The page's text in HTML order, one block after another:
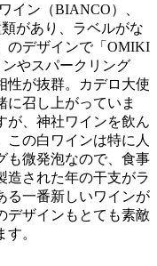
イン（BIANCO）、
があり、ラベルがな
のデザインで「OMIKI
やスパークリング
性が抜群。カデロ大使
に召し上がっていま
が、神社ワインを飲ん
この白ワインは特に人
も微発泡なので、食事
造された年の干支がラ
る一番新しいワインが
デザインもとても素敵
。